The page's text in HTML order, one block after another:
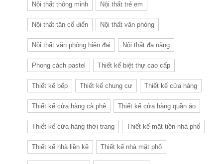
Nội thất thông minh Nội thất trẻ em
Nội thất tân cổ điển Nội thất văn phòng
Nội thất văn phòng hiện đại Nội thất đa năng
Phong cách pastel Thiết kế biệt thự cao cấp
Thiết kế bếp Thiết kế chung cư Thiết kế cửa hàng
Thiết kế cửa hàng cà phê Thiết kế cửa hàng quần áo
Thiết kế cửa hàng thời trang Thiết kế mặt tiền nhà phố
Thiết kế nhà liền kề Thiết kế nhà mặt phố